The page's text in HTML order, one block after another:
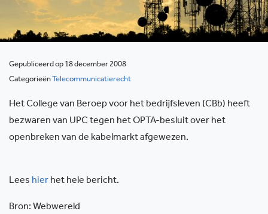
Gepubliceerd op 18 december 2008
Categorieën Telecommunicatierecht
Het College van Beroep voor het bedrijfsleven (CBb) heeft
bezwaren van UPC tegen het OPTA-besluit over het
openbreken van de kabelmarkt afgewezen.
Lees hier het hele bericht.
Bron: Webwereld